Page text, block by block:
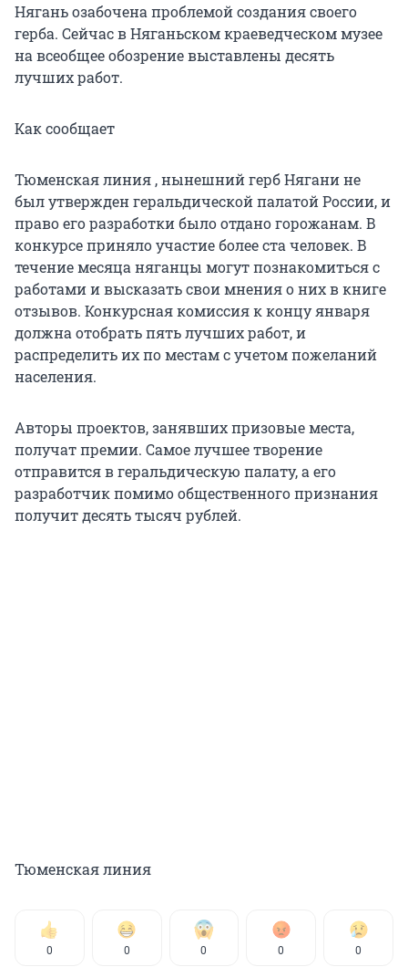
Нягань озабочена проблемой создания своего
герба. Сейчас в Няганьском краеведческом музее
на всеобщее обозрение выставлены десять
лучших работ.
Как сообщает
Тюменская линия , нынешний герб Нягани не
был утвержден геральдической палатой России, и
право его разработки было отдано горожанам. В
конкурсе приняло участие более ста человек. В
течение месяца няганцы могут познакомиться с
работами и высказать свои мнения о них в книге
отзывов. Конкурсная комиссия к концу января
должна отобрать пять лучших работ, и
распределить их по местам с учетом пожеланий
населения.
Авторы проектов, занявших призовые места,
получат премии. Самое лучшее творение
отправится в геральдическую палату, а его
разработчик помимо общественного признания
получит десять тысяч рублей.
Тюменская линия
0 0 0 0 0